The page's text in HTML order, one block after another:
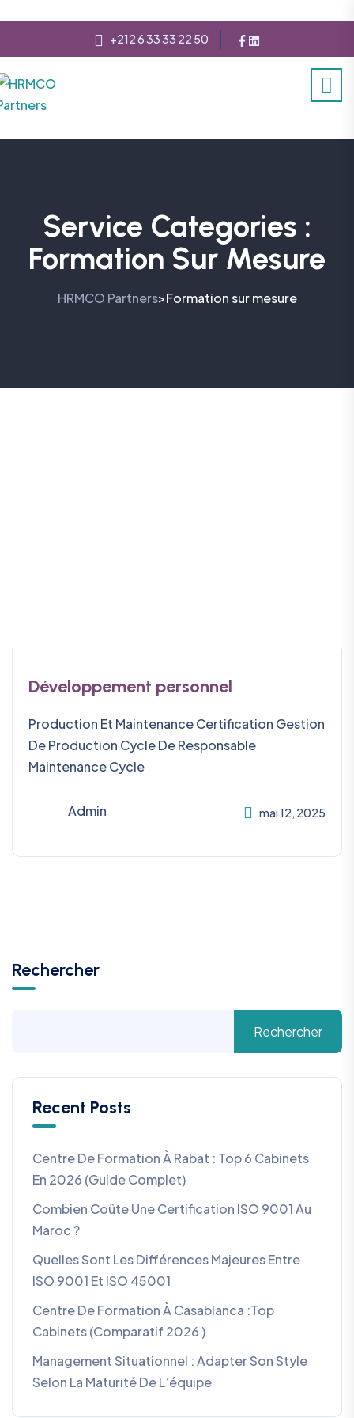
+212 6 33 33 22 50
Service Categories :
Formation Sur Mesure
HRMCO Partners>Formation sur mesure
Développement personnel
Production Et Maintenance Certification Gestion
De Production Cycle De Responsable
Maintenance Cycle
Admin mai 12, 2025
Rechercher
Rechercher
Recent Posts
Centre De Formation À Rabat : Top 6 Cabinets
En 2026 (guide Complet)
Combien Coûte Une Certification ISO 9001 Au
Maroc ?
Quelles Sont Les Différences Majeures Entre
ISO 9001 Et ISO 45001
Centre De Formation À Casablanca :Top
Cabinets (comparatif 2026 )
Management Situationnel : Adapter Son Style
Selon La Maturité De L’équipe